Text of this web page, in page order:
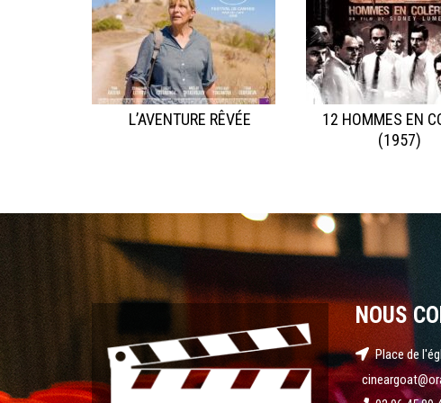
L’AVENTURE RÊVÉE
12 HOMMES EN
(1957)
NOUS
Place de